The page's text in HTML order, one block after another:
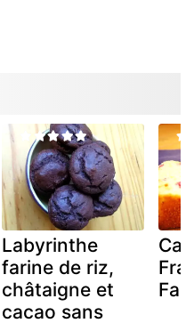
Labyrinthe
farine de riz,
châtaigne et
cacao sans